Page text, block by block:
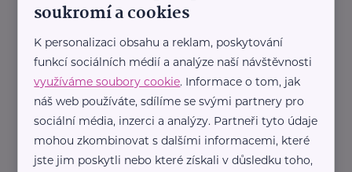
BikeUp s.r.o.
Kdy je dítě připravené na kolo a jak ho podpořit
Akce, Tip Aktivity Děti Cyklistika Pohyb
soukromí a cookies
K personalizaci obsahu a reklam, poskytování
funkcí sociálních médií a analýze naší návštěvnosti
využíváme soubory cookie. Informace o tom, jak
náš web používáte, sdílíme se svými partnery pro
sociální média, inzerci a analýzy. Partneři tyto údaje
mohou zkombinovat s dalšími informacemi, které
jste jim poskytli nebo které získali v důsledku toho,